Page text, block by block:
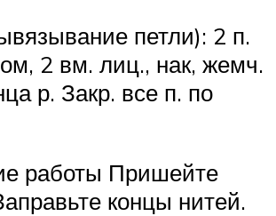
петли): 2 п.
2 вм. лиц., нак, жемч.
р. Закр. все п. по
работы Пришейте
концы нитей.